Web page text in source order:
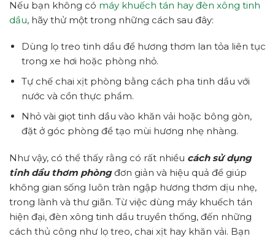
Nếu bạn không có máy khuếch tán hay đèn xông tinh
dầu, hãy thử một trong những cách sau đây:
Dùng lọ treo tinh dầu để hương thơm lan tỏa liên tục
trong xe hơi hoặc phòng nhỏ.
Tự chế chai xịt phòng bằng cách pha tinh dầu với
nước và cồn thực phẩm.
Nhỏ vài giọt tinh dầu vào khăn vải hoặc bông gòn,
đặt ở góc phòng để tạo mùi hương nhẹ nhàng.
Như vậy, có thể thấy rằng có rất nhiều cách sử dụng
tinh dầu thơm phòngđơn giản và hiệu quả để giúp
không gian sống luôn tràn ngập hương thơm dịu nhẹ,
trong lành và thư giãn. Từ việc dùng máy khuếch tán
hiện đại, đèn xông tinh dầu truyền thống, đến những
cách thủ công như lọ treo, chai xịt hay khăn vải. Bạn